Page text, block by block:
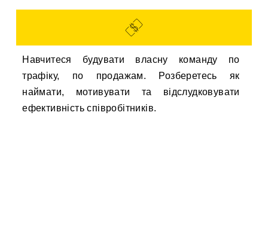
Навчитеся будувати власну команду по
трафіку, по продажам. Розберетесь як
наймати, мотивувати та відслудковувати
ефективність співробітників.